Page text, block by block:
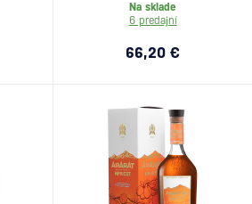
Na sklade
6 predajní
66,20 €